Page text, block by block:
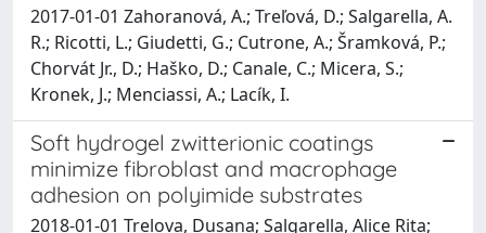
2017-01-01 Zahoranová, A.; Treľová, D.; Salgarella, A.
R.; Ricotti, L.; Giudetti, G.; Cutrone, A.; Šramková, P.;
Chorvát Jr., D.; Haško, D.; Canale, C.; Micera, S.;
Kronek, J.; Menciassi, A.; Lacík, I.
Soft hydrogel zwitterionic coatings
minimize fibroblast and macrophage
adhesion on polyimide substrates
2018-01-01 Trelova, Dusana; Salgarella, Alice Rita;